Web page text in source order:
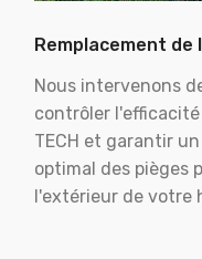
Remplacement
Nous intervenons
contrôler l'efficacité
TECH et garantir
optimal des pièges
l'extérieur de votre